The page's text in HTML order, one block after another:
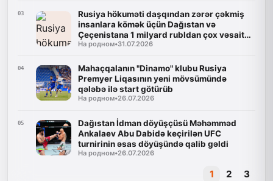
03
Rusiya hökuməti daşqından zərər çəkmiş
insanlara kömək üçün Dağıstan və
Çeçenistana 1 milyard rubldan çox vəsait
ayırıb
На родном•31.07.2026
04
Mahaçqalanın "Dinamo" klubu Rusiya
Premyer Liqasının yeni mövsümündə
qələbə ilə start götürüb
На родном•26.07.2026
05
Dağıstan İdman döyüşçüsü Məhəmməd
Ankalaev Abu Dabidə keçirilən UFC
turnirinin əsas döyüşündə qalib gəldi
На родном•26.07.2026
1 2 3